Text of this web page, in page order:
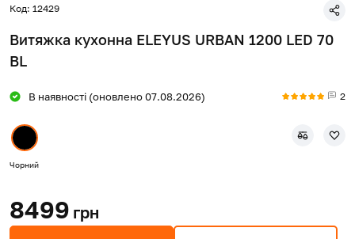
Код: 12429
Витяжка кухонна ELEYUS URBAN 1200 LED 70
BL
В наявності (оновлено 07.08.2026) 2
Чорний
8499 грн